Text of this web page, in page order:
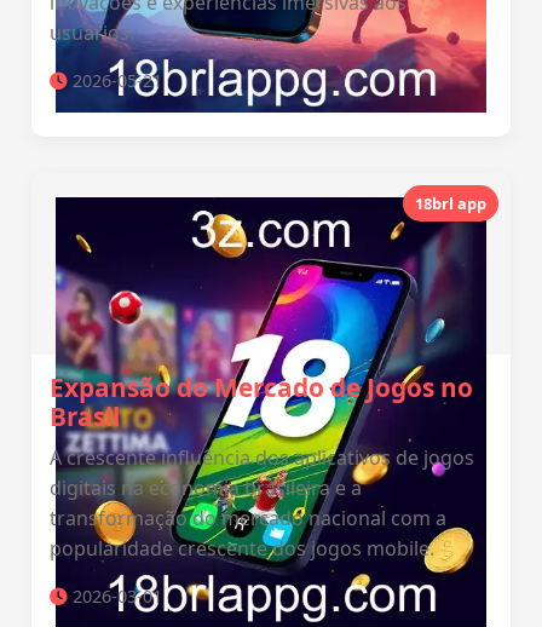
usuários.
2026-05-21
18brl app
Expansão do Mercado de Jogos no
Brasil
A crescente influência dos aplicativos de jogos
digitais na economia brasileira e a
transformação do mercado nacional com a
popularidade crescente dos jogos mobile.
2026-03-01